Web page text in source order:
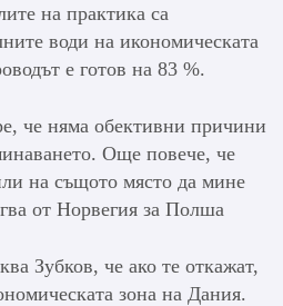
на практика са
води на икономическата
е готов на 83 %.
че няма обективни причини
Още повече, че
на същото място да мине
от Норвегия за Полша
Зубков, че ако те откажат,
зона на Дания.